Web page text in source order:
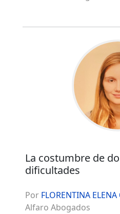
La costumbre de
dificultades
Por FLORENTINA ELENA
Alfaro Abogados